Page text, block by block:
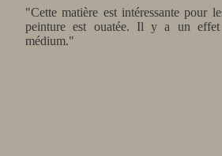
"Cette matière est intéressante pour
peinture est ouatée. Il y a un effet
médium."